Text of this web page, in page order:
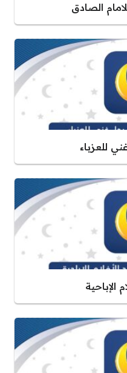
الصادق
للعزباء